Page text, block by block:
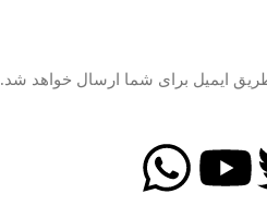
طریق ایمیل برای شما ارسال خواهد شد.